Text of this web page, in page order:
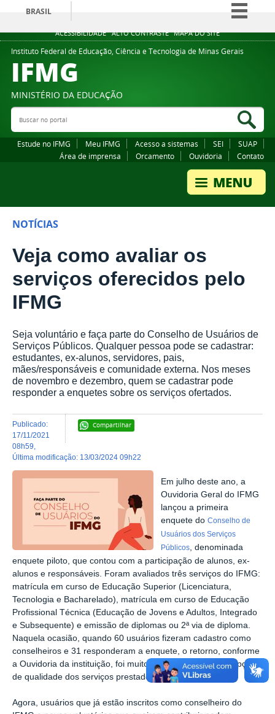
ACESSIBILIDADE ALTO CONTRASTE MAPA DO SITE
BRASIL
Simplifique!
Comunica BR
Legislação
Instituto Federal de Educação, Ciência e Tecnologia de Minas Gerais
IFMG
MINISTÉRIO DA EDUCAÇÃO
Buscar no portal
Estude no IFMG Meu IFMG Acesso a sistemas SEI
SUAP
Área de imprensa
Orcamento Ouvidoria Contato
NOTÍCIAS
Veja como avaliar os
serviços oferecidos pelo
IFMG
Seja voluntário e faça parte do Conselho de Usuários de
Serviços Públicos. Qualquer pessoa pode se cadastrar:
estudantes, ex-alunos, servidores, pais,
mães/responsáveis e comunidade externa. Nos meses
de novembro e dezembro, quem se cadastrar pode
responder a enquetes sobre os serviços ofertados.
Compartilhar
publicado:
17/11/2021
08h59
última modificação: 13/03/2024 09h22
Em julho deste ano, a
Ouvidoria Geral do IFMG
lançou a primeira
enquete doConselho de
Usuários dos Serviços
Públicos, denominada
enquete piloto, que contou com a participação de alunos, ex-
alunos e responsáveis. Foram avaliados três serviços do IFMG:
matrícula em curso de Educação Superior (Licenciatura,
Tecnologia e Bacharelado), matrícula em curso de Educação
Profissional Técnica (Educação de Jovens e Adultos, Integrado
e Subsequente) e emissão de diplomas ou 2ª via de diploma.
Naquela ocasião, quando 60 usuários fizeram cadastro como
conselheiros e 31 responderam a enquete, o retorno, conforme
a Ouvidoria da instituição, foi muito positivo sobre a percepção
de qualidade dos serviços prestados e avaliados.
Agora, usuários que já estão inscritos como conselheiro do